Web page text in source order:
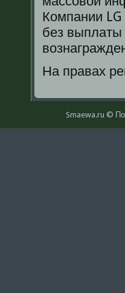
Компании
без выплаты
На правах
Smaewa.ru ©